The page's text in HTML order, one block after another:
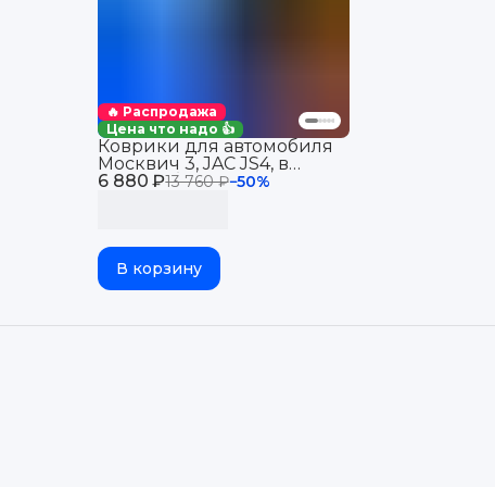
🔥 Распродажа
Цена что надо 👍
6 880 ₽13 760 ₽−50%
Коврики для автомобиля
Москвич 3, JAC JS4, в
салон с бортиками эва,
В корзину